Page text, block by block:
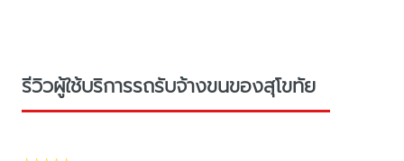
รีวิวผู้ใช้บริการรถรับจ้างขนของสุโขทัย